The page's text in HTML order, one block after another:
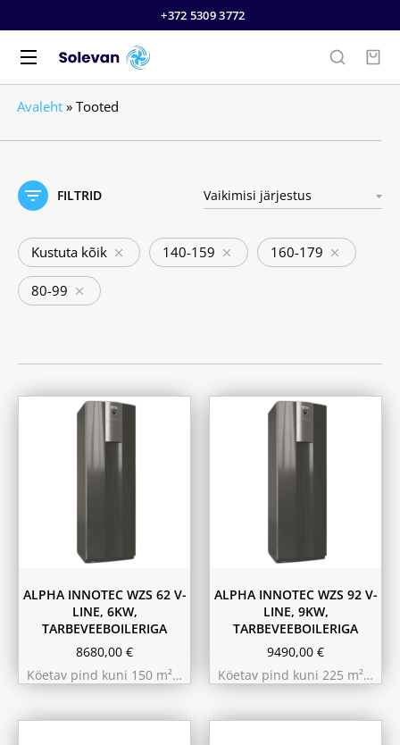
+372 5309 3772
Avaleht » Tooted
FILTRID
Kustuta kõik 140-159 160-179
80-99
ALPHA INNOTEC WZS 62 V-
LINE, 6KW,
TARBEVEEBOILERIGA
8680,00 €
Köetav pind kuni 150 m²…
ALPHA INNOTEC WZS 92 V-
LINE, 9KW,
TARBEVEEBOILERIGA
9490,00 €
Köetav pind kuni 225 m²…